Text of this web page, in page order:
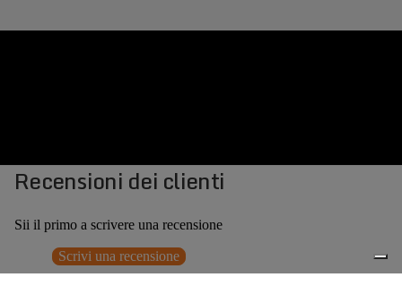
Recensioni dei clienti
Sii il primo a scrivere una recensione
Scrivi una recensione